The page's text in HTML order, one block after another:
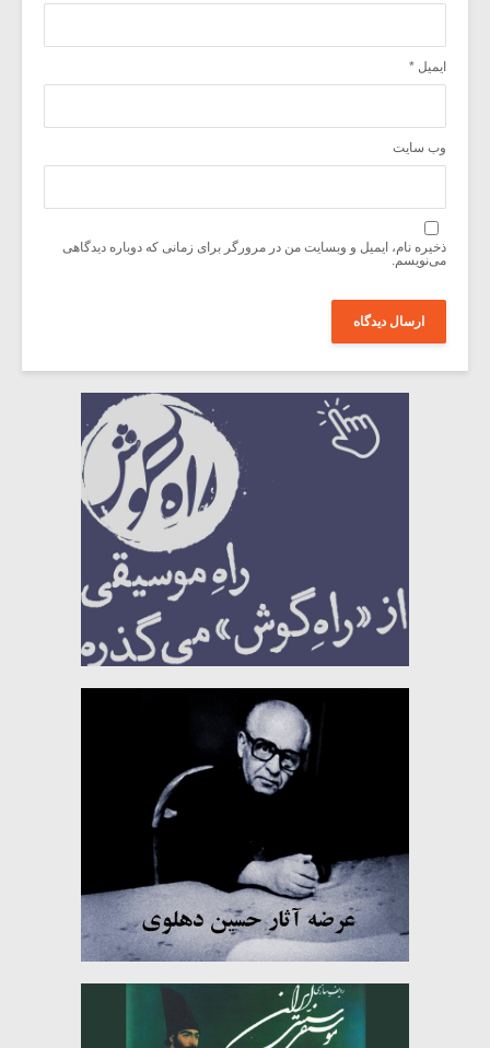
ایمیل *
وب‌ سایت
ذخیره نام، ایمیل و وبسایت من در مرورگر برای زمانی که دوباره دیدگاهی
می‌نویسم.